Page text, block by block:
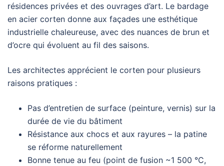
résidences privées et des ouvrages d’art. Le bardage
en acier corten donne aux façades une esthétique
industrielle chaleureuse, avec des nuances de brun et
d’ocre qui évoluent au fil des saisons.
Les architectes apprécient le corten pour plusieurs
raisons pratiques :
Pas d’entretien de surface (peinture, vernis) sur la
durée de vie du bâtiment
Résistance aux chocs et aux rayures – la patine
se réforme naturellement
Bonne tenue au feu (point de fusion ~1 500 °C,